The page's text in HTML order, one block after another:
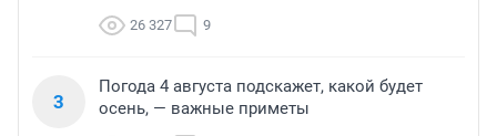
26 327 9
3
Погода 4 августа подскажет, какой будет
осень, — важные приметы